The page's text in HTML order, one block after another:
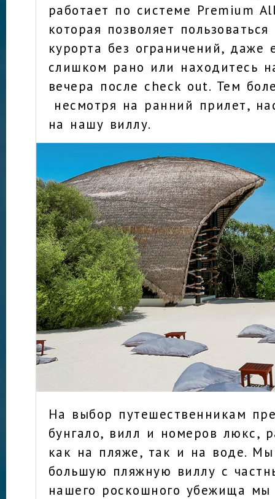
работает по системе Premium
которая позволяет
курорта без ограничений,
слишком рано или находитесь
вечера после check out. Тем
несмотря на ранний прилет,
на нашу виллу.
На выбор путешественникам
бунгало, вилл и номеров люкс,
как на пляже, так и на воде. Мы
большую пляжную виллу с
нашего роскошного убежища мы